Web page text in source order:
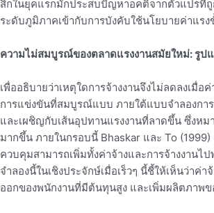
สิกในยุคแรกมักประสบปัญหาอคติจากตัวแปรที่ถู
ระดับภูมิภาคเข้ากับการบังคับใช้นโยบายค่าแรง
ความไม่สมบูรณ์ของตลาดแรงงานสมัยใหม่: รูป
เพื่ออธิบายว่าเหตุใดการจ้างงานจึงไม่ลดลงเมื่
การแข่งขันที่สมบูรณ์แบบ ภายใต้แบบจำลองกา
และเผชิญกับเส้นอุปทานแรงงานที่ลาดขึ้น ซึ่งหม
มากขึ้น ภายในกรอบนี้ Bhaskar และ To
ควบคุมสามารถเพิ่มทั้งค่าจ้างและการจ้างงาน
จำลองนี้ในเชิงประจักษ์เมื่อเร็วๆ นี้ชี้ให้เห็นว่า
ออกของพนักงานที่มีต้นทุนสูง และเพิ่มผลิตภาพ